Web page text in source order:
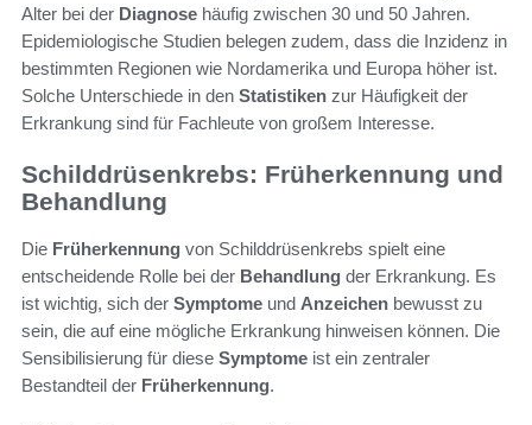
Alter bei der Diagnose häufig zwischen 30 und 50 Jahren.
Epidemiologische Studien belegen zudem, dass die Inzidenz in
bestimmten Regionen wie Nordamerika und Europa höher ist.
Solche Unterschiede in den Statistiken zur Häufigkeit der
Erkrankung sind für Fachleute von großem Interesse.
Schilddrüsenkrebs: Früherkennung und
Behandlung
Die Früherkennung von Schilddrüsenkrebs spielt eine
entscheidende Rolle bei der Behandlung der Erkrankung. Es
ist wichtig, sich der Symptome und Anzeichen bewusst zu
sein, die auf eine mögliche Erkrankung hinweisen können. Die
Sensibilisierung für diese Symptome ist ein zentraler
Bestandteil der Früherkennung.